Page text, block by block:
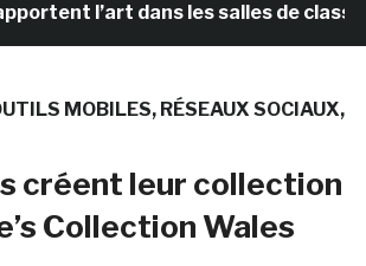
l’art dans les salles de classe des
MOBILES RÉSEAUX SOCIAUX
créent leur collection
Collection Wales